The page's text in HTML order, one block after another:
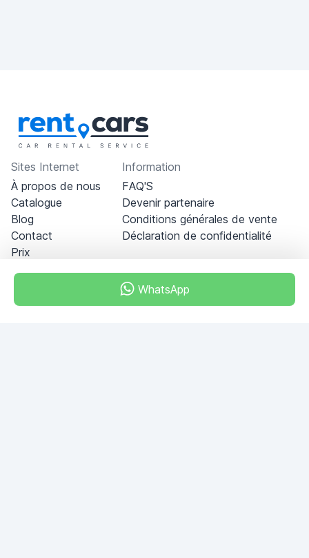
WhatsApp
Sites Internet
À propos de nous
Catalogue
Blog
Contact
Prix
Information
FAQ'S
Devenir partenaire
Conditions générales de vente
Déclaration de confidentialité
ALBAHAR building